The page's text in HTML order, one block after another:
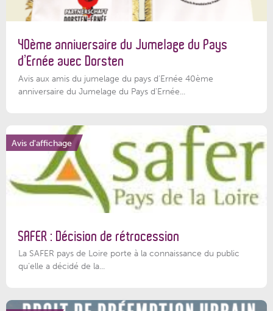
40ème anniversaire du Jumelage du Pays
d’Ernée avec Dorsten
Avis aux amis du jumelage du pays d'Ernée 40ème
anniversaire du Jumelage du Pays d'Ernée...
Avis d'affichage
SAFER : Décision de rétrocession
La SAFER pays de Loire porte à la connaissance du public
qu’elle a décidé de la...